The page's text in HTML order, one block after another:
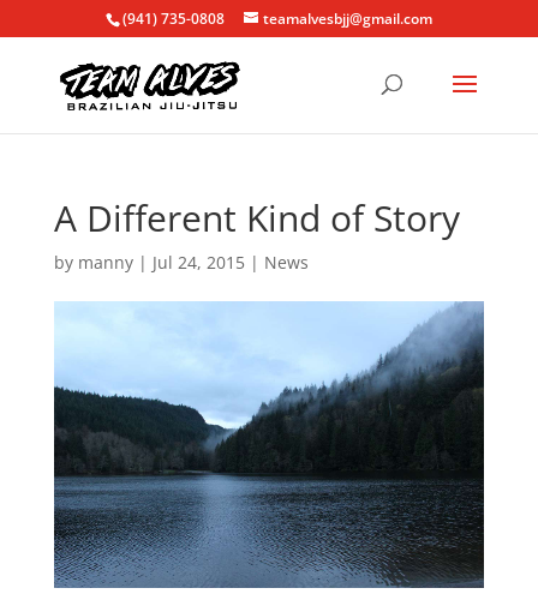
(941) 735-0808 teamalvesbjj@gmail.com
A Different Kind of Story
by manny| Jul 24, 2015| News